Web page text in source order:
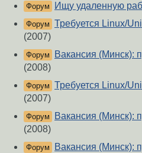
Форум Ищу удаленную
Форум Требуется Linux/
(2007)
Форум
Вакансия (Минск):
(2008)
Форум Требуется Linux/
(2007)
Форум
Вакансия (Минск):
(2008)
Форум
Вакансия (Минск):